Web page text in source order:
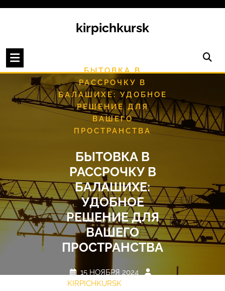
kirpichkursk
БЫТОВКА В
РАССРОЧКУ В
БАЛАШИХЕ: УДОБНОЕ
РЕШЕНИЕ ДЛЯ
ВАШЕГО
ПРОСТРАНСТВА
БЫТОВКА В
РАССРОЧКУ В
БАЛАШИХЕ:
УДОБНОЕ
РЕШЕНИЕ ДЛЯ
ВАШЕГО
ПРОСТРАНСТВА
15 НОЯБРЯ 2024
KIRPICHKURSK